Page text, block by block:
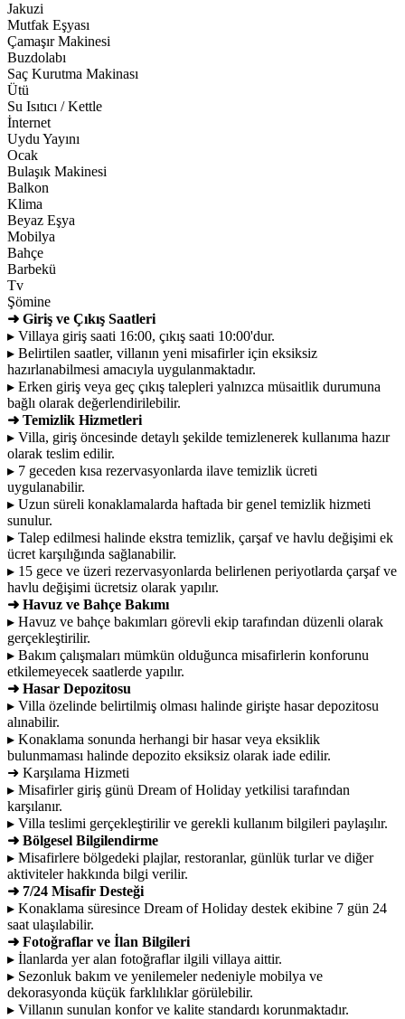
Jakuzi
Mutfak Eşyası
Çamaşır Makinesi
Buzdolabı
Saç Kurutma Makinası
Ütü
Su Isıtıcı / Kettle
İnternet
Uydu Yayını
Ocak
Bulaşık Makinesi
Balkon
Klima
Beyaz Eşya
Mobilya
Bahçe
Barbekü
Tv
Şömine
➜ Giriş ve Çıkış Saatleri
▸ Villaya giriş saati 16:00, çıkış saati 10:00'dur.
▸ Belirtilen saatler, villanın yeni misafirler için eksiksiz
hazırlanabilmesi amacıyla uygulanmaktadır.
▸ Erken giriş veya geç çıkış talepleri yalnızca müsaitlik durumuna
bağlı olarak değerlendirilebilir.
➜ Temizlik Hizmetleri
▸ Villa, giriş öncesinde detaylı şekilde temizlenerek kullanıma hazır
olarak teslim edilir.
▸ 7 geceden kısa rezervasyonlarda ilave temizlik ücreti
uygulanabilir.
▸ Uzun süreli konaklamalarda haftada bir genel temizlik hizmeti
sunulur.
▸ Talep edilmesi halinde ekstra temizlik, çarşaf ve havlu değişimi ek
ücret karşılığında sağlanabilir.
▸ 15 gece ve üzeri rezervasyonlarda belirlenen periyotlarda çarşaf ve
havlu değişimi ücretsiz olarak yapılır.
➜ Havuz ve Bahçe Bakımı
▸ Havuz ve bahçe bakımları görevli ekip tarafından düzenli olarak
gerçekleştirilir.
▸ Bakım çalışmaları mümkün olduğunca misafirlerin konforunu
etkilemeyecek saatlerde yapılır.
➜ Hasar Depozitosu
▸ Villa özelinde belirtilmiş olması halinde girişte hasar depozitosu
alınabilir.
▸ Konaklama sonunda herhangi bir hasar veya eksiklik
bulunmaması halinde depozito eksiksiz olarak iade edilir.
➜ Karşılama Hizmeti
▸ Misafirler giriş günü Dream of Holiday yetkilisi tarafından
karşılanır.
▸ Villa teslimi gerçekleştirilir ve gerekli kullanım bilgileri paylaşılır.
➜ Bölgesel Bilgilendirme
▸ Misafirlere bölgedeki plajlar, restoranlar, günlük turlar ve diğer
aktiviteler hakkında bilgi verilir.
➜ 7/24 Misafir Desteği
▸ Konaklama süresince Dream of Holiday destek ekibine 7 gün 24
saat ulaşılabilir.
➜ Fotoğraflar ve İlan Bilgileri
▸ İlanlarda yer alan fotoğraflar ilgili villaya aittir.
▸ Sezonluk bakım ve yenilemeler nedeniyle mobilya ve
dekorasyonda küçük farklılıklar görülebilir.
▸ Villanın sunulan konfor ve kalite standardı korunmaktadır.